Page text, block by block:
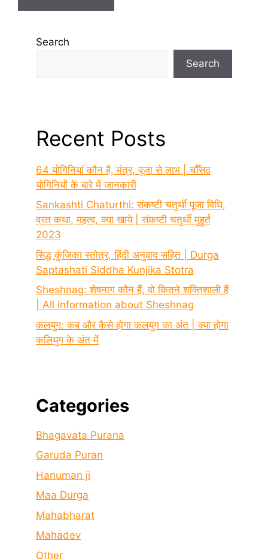
Search
Search
Recent Posts
64 योगिनियां कौन है, मंत्र, पूजा से लाभ | चौँसठ
योगिनियों के बारे में जानकारी
Sankashti Chaturthi: संकष्टी चतुर्थी पूजा विधि,
व्रत कथा, महत्व, क्या खाये | संकष्टी चतुर्थी मुहूर्त
2023
सिद्ध कुंजिका स्तोत्र, हिंदी अनुवाद सहित | Durga
Saptashati Siddha Kunjika Stotra
Sheshnag: शेषनाग कौन हैं, वो कितने शक्तिशाली हैं
| All information about Sheshnag
कलयुग: कब और कैसे होगा कलयुग का अंत | क्या होगा
कलियुग के अंत में
Categories
Bhagavata Purana
Garuda Puran
Hanuman ji
Maa Durga
Mahabharat
Mahadev
Other